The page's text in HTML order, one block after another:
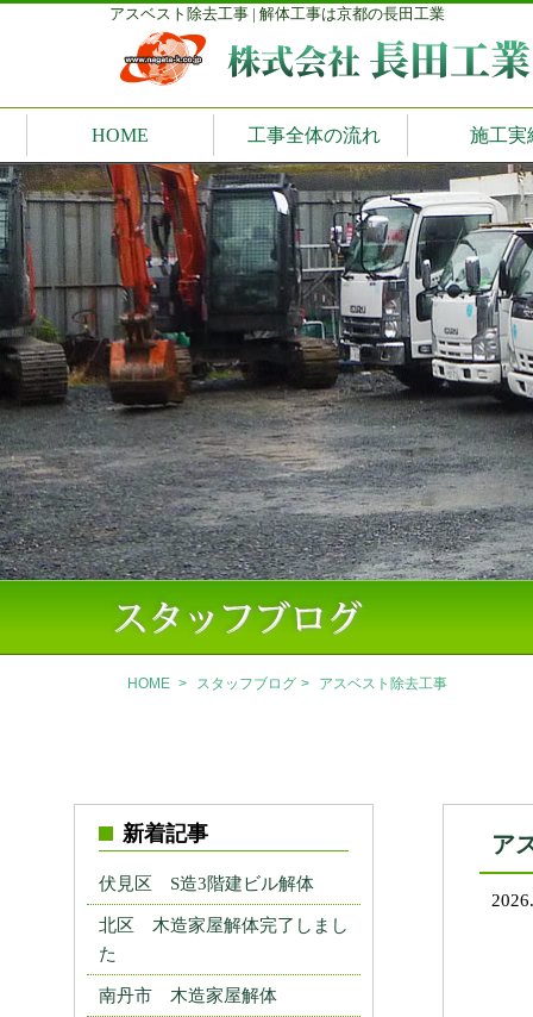
アスベスト除去工事 | 解体工事は京都の長田工業
HOME 工事全体の流れ 施工実
HOME > スタッフブログ > アスベスト除去工事
新着記事
伏見区 S造3階建ビル解体
北区 木造家屋解体完了しまし
た
南丹市 木造家屋解体
ア